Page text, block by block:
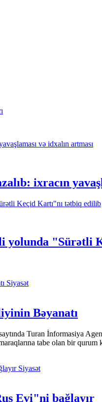
ixracın
yolunda "Sürətli
Siyasət
Bəyanatı
Turan İnformasiya
tabe olan bir
Siyasət
Evi"ni bağlayır